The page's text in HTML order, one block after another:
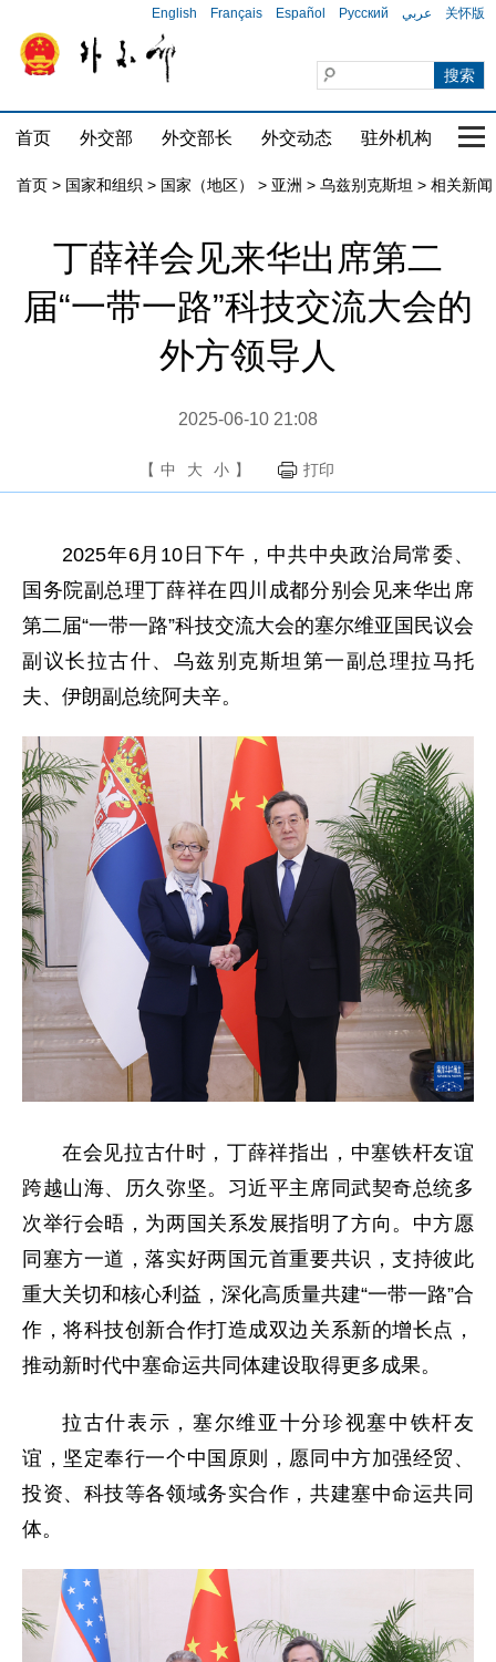
English Français Español Русский عربي 关怀版
首页 外交部 外交部长 外交动态 驻外机构 国
首页 > 国家和组织 > 国家（地区） > 亚洲 > 乌兹别克斯坦 > 相关新闻
丁薛祥会见来华出席第二
届“一带一路”科技交流大会的
外方领导人
2025-06-10 21:08
【 中 大 小 】 打印
2025年6月10日下午，中共中央政治局常委、
国务院副总理丁薛祥在四川成都分别会见来华出席
第二届“一带一路”科技交流大会的塞尔维亚国民议会
副议长拉古什、乌兹别克斯坦第一副总理拉马托
夫、伊朗副总统阿夫辛。
在会见拉古什时，丁薛祥指出，中塞铁杆友谊
跨越山海、历久弥坚。习近平主席同武契奇总统多
次举行会晤，为两国关系发展指明了方向。中方愿
同塞方一道，落实好两国元首重要共识，支持彼此
重大关切和核心利益，深化高质量共建“一带一路”合
作，将科技创新合作打造成双边关系新的增长点，
推动新时代中塞命运共同体建设取得更多成果。
拉古什表示，塞尔维亚十分珍视塞中铁杆友
谊，坚定奉行一个中国原则，愿同中方加强经贸、
投资、科技等各领域务实合作，共建塞中命运共同
体。